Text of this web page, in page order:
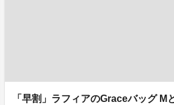
「早割」ラフィアのGraceバッグ M